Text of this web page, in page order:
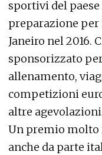
sportivi del
preparazione
Janeiro nel 2016.
sponsorizzato
allenamento,
competizioni
altre
Un premio
anche da parte